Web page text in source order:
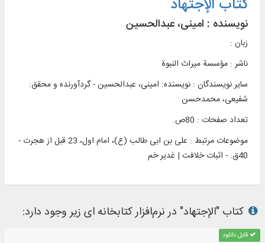
کتاب الإجتهاد
نویسنده : امینی، عبدالحسین
زبان :
ناشر : مؤسسة ميراث النبوة
سایر نویسندگان : نویسنده: امینی، عبدالحسین - گردآورنده و محقق:
شفیعی، محمدحسن
تعداد صفحات : 80ص.
موضوعات مرتبط :
علی بن ابی طالب (ع)، امام اول، 23 قبل از هجرت -
40ق. - اثبات خلافت | غدیر خم
کتاب "الإجتهاد" در نرم‌افزار کتابخانه ای زیر وجود دارد:
قابل دانلود